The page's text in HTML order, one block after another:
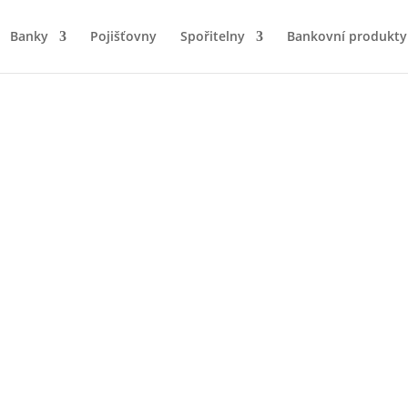
Banky Pojišťovny Spořitelny Bankovní produkty